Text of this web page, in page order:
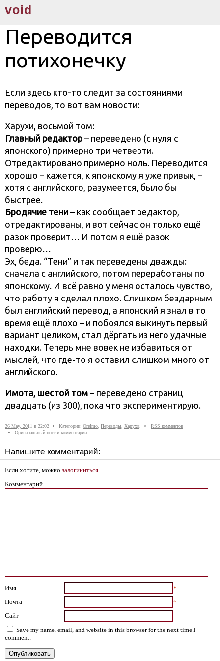
void
Переводится
потихонечку
Если здесь кто-то следит за состояниями
переводов, то вот вам новости:
Харухи, восьмой том:
Главный редактор – переведено (с нуля с
японского) примерно три четверти.
Отредактировано примерно ноль. Переводится
хорошо – кажется, к японскому я уже привык, –
хотя с английского, разумеется, было бы
быстрее.
Бродячие тени – как сообщает редактор,
отредактированы, и вот сейчас он только ещё
разок проверит… И потом я ещё разок
проверю…
Эх, беда. “Тени” и так переведены дважды:
сначала с английского, потом переработаны по
японскому. И всё равно у меня осталось чувство,
что работу я сделал плохо. Слишком бездарным
был английский перевод, а японский я знал в то
время ещё плохо – и побоялся выкинуть первый
вариант целиком, стал дёргать из него удачные
находки. Теперь мне вовек не избавиться от
мыслей, что где-то я оставил слишком много от
английского.
Имота, шестой том – переведено страниц
двадцать (из 300), пока что экспериментирую.
26 May, 2011 в 22:02 Категории: OreImo Переводы Харухи
RSS комментов
Оригинальный пост и комментарии
Напишите комментарий:
Если хотите, можно залогиниться
Комментарий
Имя
*
Почта
*
Сайт
Save my name, email, and website in this browser for the next time I
comment.